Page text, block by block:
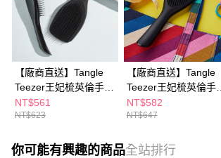
【廠商直送】Tangle
Teezer王妃梳英倫手握
梳-黑色
NT$561
NT$623
【廠商直送】Tangle
Teezer王妃梳英倫手握
梳(大)-黑色
NT$582
NT$647
你可能有興趣的商品全站排行